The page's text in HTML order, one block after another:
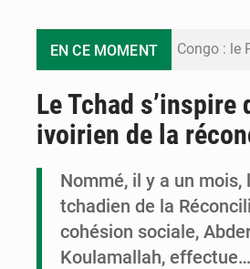
EN CE MOMENT
Le Tchad s’inspire
ivoirien de la
Nommé, il y a un mois,
tchadien de la
cohésion sociale,
Koulamallah, effectue…